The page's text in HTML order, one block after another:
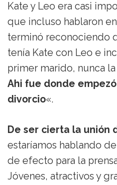
Kate y Leo era casi
que incluso hablaron
terminó reconociendo
tenía Kate con Leo e
primer marido, nunca
Ahi fue donde
divorcio«.
De ser cierta la unión
estaríamos hablando
de efecto para la
Jóvenes, atractivos y